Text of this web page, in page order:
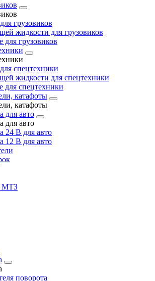
грузовиков
жидкости для грузовиков
грузовиков
спецтехники
жидкости для спецтехники
для спецтехники
катафоты
катафоты
для авто
для авто
24 В для авто
12 В для авто
МТЗ
поворота